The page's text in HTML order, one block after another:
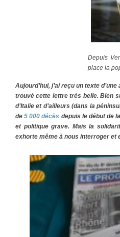
Depuis
place la
Aujourd’hui, j’ai reçu un texte
trouvé cette lettre très belle. Bien
d’Italie et d’ailleurs (dans la
de5 000 décès depuis le début de
et politique grave. Mais la
exhorte même à nous interroger et